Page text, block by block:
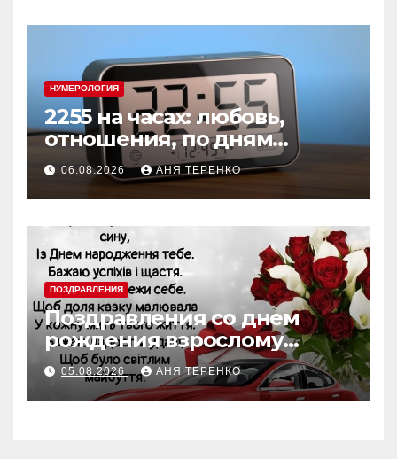
НУМЕРОЛОГИЯ
2255 на часах: любовь,
отношения, по дням
недели
06.08.2026 АНЯ ТЕРЕНКО
ПОЗДРАВЛЕНИЯ
Поздравления со днем
рождения взрослому
крестнику
05.08.2026 АНЯ ТЕРЕНКО